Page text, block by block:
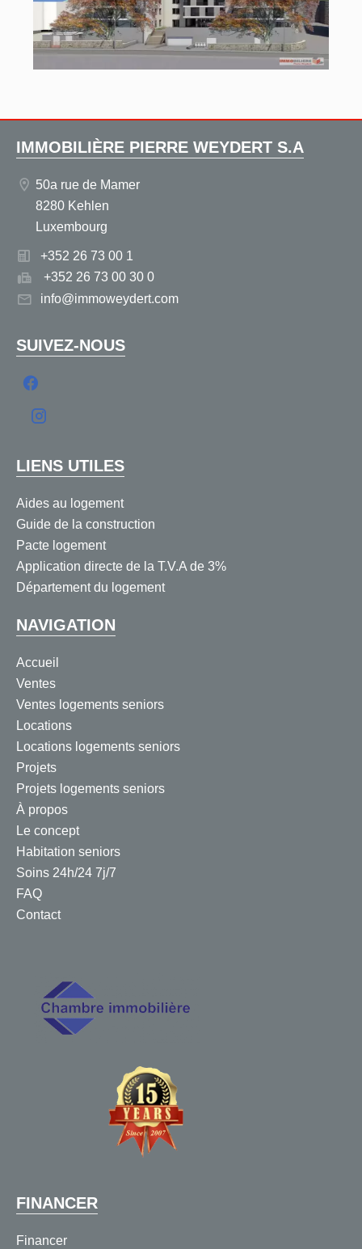
IMMOBILIÈRE PIERRE WEYDERT S.A
50a rue de Mamer
8280 Kehlen
Luxembourg
+352 26 73 00 1
+352 26 73 00 30 0
info@immoweydert.com
SUIVEZ-NOUS
LIENS UTILES
Aides au logement
Guide de la construction
Pacte logement
Application directe de la T.V.A de 3%
Département du logement
NAVIGATION
Accueil
Ventes
Ventes logements seniors
Locations
Locations logements seniors
Projets
Projets logements seniors
À propos
Le concept
Habitation seniors
Soins 24h/24 7j/7
FAQ
Contact
FINANCER
Financer